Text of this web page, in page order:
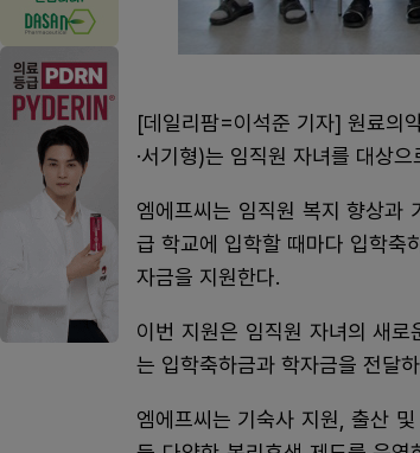
[데일리팜=이석준 기자] 원료의
·서기형)는 임직원 자녀를 대상
엠에프씨는 임직원 복지 향상과
급 학교에 입학할 때마다 입학축
자금을 지원한다.
이번 지원은 임직원 자녀의 새로
는 입학축하금과 학자금을 전달
엠에프씨는 기숙사 지원, 출산